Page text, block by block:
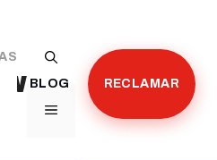
MENÚ
BLOG
RECLAMAR